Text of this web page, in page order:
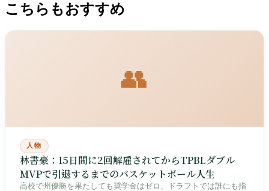
こちらもおすすめ
👥
人物
林書豪：15日間に2回解雇されてからTPBLダブル
MVPで引退するまでのバスケットボール人生
高校で州優勝を果たしても奨学金はゼロ、ドラフトでは誰にも指